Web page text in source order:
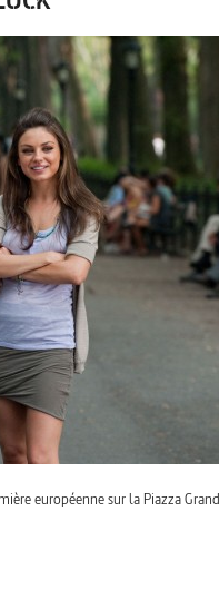
européenne sur la Piazza